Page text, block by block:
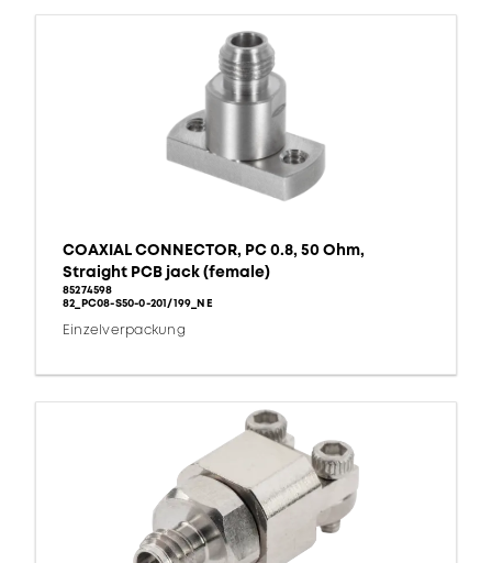
COAXIAL CONNECTOR, PC 0.8, 50 Ohm,
Straight PCB jack (female)
85274598
82_PC08-S50-0-201/199_NE
Einzelverpackung